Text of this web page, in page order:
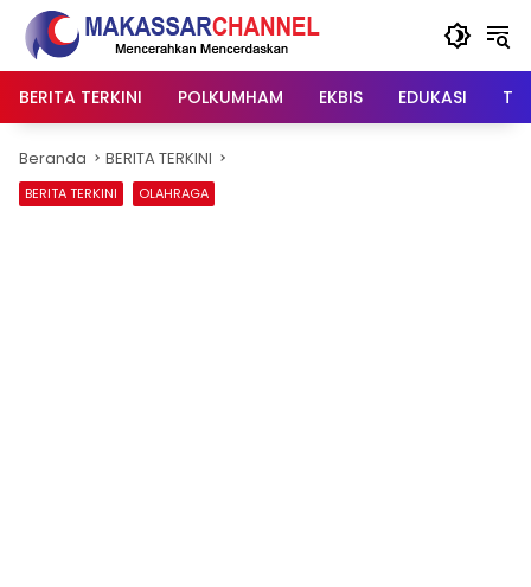
Langsung
konten
BERITA TERKINI
POLKUMHAM EKBIS EDUKASI
Beranda BERITA TERKINI
BERITA TERKINI OLAHRAGA